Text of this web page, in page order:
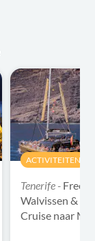
ACTIVITEITEN
Tenerife -
Walvissen &
Cruise naar